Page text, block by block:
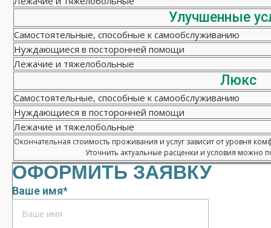
Улучшенные
Самостоятельные, способные к самообслуживанию
Нуждающиеся в посторонней помощи
Лежачие и тяжелобольные
Люкс
Самостоятельные, способные к самообслуживанию
Нуждающиеся в посторонней помощи
Лежачие и тяжелобольные
Окончательная стоимость проживания и услуг зависит от уровня
Уточнить актуальные расценки и условия можно
ОФОРМИТЬ ЗАЯВКУ
Ваше имя*